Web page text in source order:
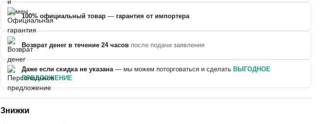
100% официальный товар — гарантия от импортера
Возврат денег в течение 24 часов после подачи заявления
Даже если скидка не указана— мы можем поторговаться и сделать ВЫГОДНОЕ
ПРЕДЛОЖЕНИЕ
Знижки